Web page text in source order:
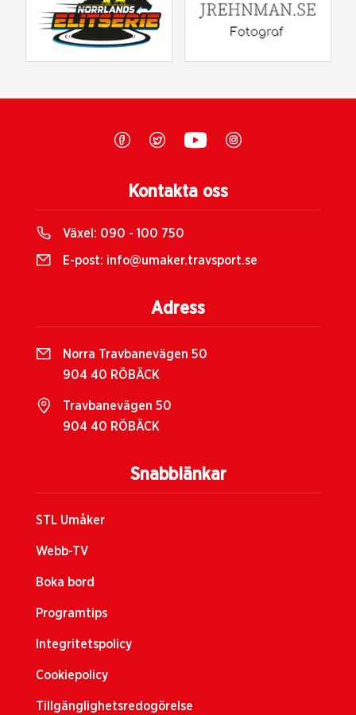
Snabblänkar
STL Umåker
Webb-TV
Boka bord
Programtips
Integritetspolicy
Cookiepolicy
Tillgänglighetsredogörelse
Kontakta oss
Växel: 090 - 100 750
E-post: info@umaker.travsport.se
Adress
Norra Travbanevägen 50
904 40 RÖBÄCK
Travbanevägen 50
904 40 RÖBÄCK